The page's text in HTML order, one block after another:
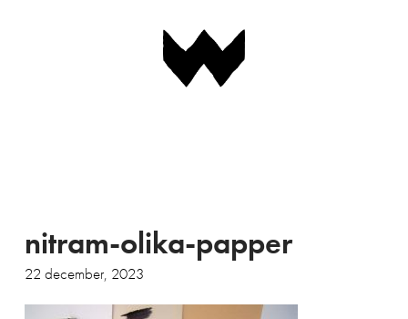
nitram-olika-papper
22 december, 2023